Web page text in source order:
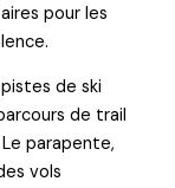
pour les
de ski
de trail
parapente,
vols